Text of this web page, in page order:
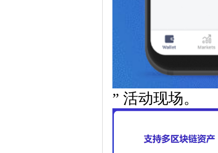
” 活动现场。